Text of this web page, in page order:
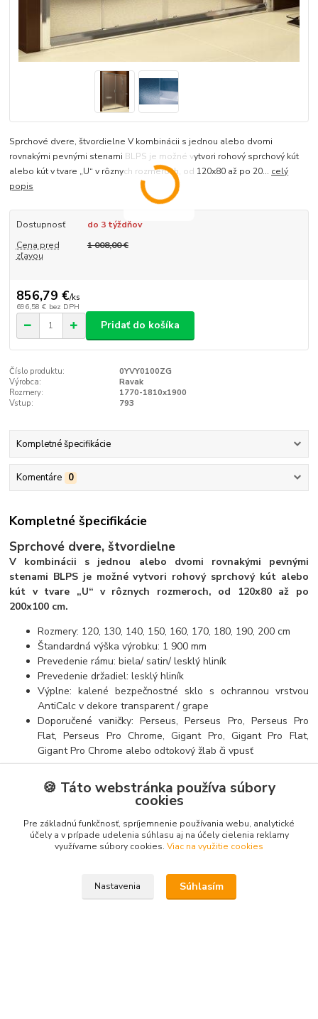
Sprchové dvere, štvordielne V kombinácii s jednou alebo dvomi
rovnakými pevnými stenami BLPS je možné vytvori rohový sprchový kút
alebo kút v tvare „U“ v rôznych rozmeroch, od 120x80 až po 20... celý
popis
Dostupnosť
do 3 týždňov
Cena pred
zľavou
1 008,00 €
856,79 €/ks
696,58 € bez DPH
Pridať do košíka
Číslo produktu:
0YVY0100ZG
Výrobca:
Ravak
Rozmery:
1770-1810x1900
Vstup:
793
Kompletné špecifikácie
Komentáre 0
Kompletné špecifikácie
Sprchové dvere, štvordielne
V kombinácii s jednou alebo dvomi rovnakými pevnými
stenami BLPS je možné vytvori rohový sprchový kút alebo
kút v tvare „U“ v rôznych rozmeroch, od 120x80 až po
200x100 cm.
Rozmery: 120, 130, 140, 150, 160, 170, 180, 190, 200 cm
Štandardná výška výrobku: 1 900 mm
Prevedenie rámu: biela/ satin/ lesklý hliník
Prevedenie držadiel: lesklý hliník
Výplne: kalené bezpečnostné sklo s ochrannou vrstvou
AntiCalc v dekore transparent / grape
Doporučené vaničky: Perseus, Perseus Pro, Perseus Pro
Flat, Perseus Pro Chrome, Gigant Pro, Gigant Pro Flat,
Gigant Pro Chrome alebo odtokový žlab či vpusť
rovného posuvného, ktorý tvorí dvere. Výklopný mechanizmus dverí
vám zjednoduší údržbu. Nemusíte tak zbytočne platiť za výrobu
drahého atypu.
Tovar zaradený v kategóriách
🍪 Táto webstránka používa súbory
cookies
Pre základnú funkčnosť, spríjemnenie používania webu, analytické
účely a v prípade udelenia súhlasu aj na účely cielenia reklamy
využívame súbory cookies. Viac na využitie cookies
Nastavenia Súhlasím